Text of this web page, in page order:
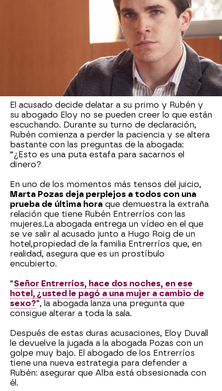
Después de la traición de Hugo,
Pozas está
preparada para sacar la artillería pesada. Jacobo
ha afirmado delante de todo el mundo que lo
sucedido con Alba fue totalmente consentido:
Sus gemidos eran claramente placenteros, de
”. Tras estas terribles
declaraciones, la abogada le pregunta si ya había
practicado el sexo en grupo: “no, yo no”,
entonces, ¿quién?
El acusado decide delatar a su primo y Rubén y
su abogado Eloy no se pueden creer lo que están
escuchando. Durante su turno de declaración,
Rubén comienza a perder la paciencia y se altera
bastante con las preguntas de la abogada:
“¿Esto es una puta estafa para sacarnos el
dinero?
En uno de los momentos más tensos del juicio,
Marta Pozas deja perplejos a todos con una
prueba de última hora que demuestra la extraña
relación que tiene Rubén Entrerríos con las
mujeres.La abogada entrega un vídeo en el que
se ve salir al acusado junto a Hugo Roig de un
hotel,propiedad de la familia Entrerríos que, en
realidad, asegura que es un prostíbulo
encubierto.
“Señor Entrerríos, hace dos noches, en ese
hotel, ¿usted le pagó a una mujer a cambio de
sexo?”, la abogada lanza una pregunta que
consigue alterar a toda la sala.
Después de estas duras acusaciones, Eloy Duvall
le devuelve la jugada a la abogada Pozas con un
golpe muy bajo. El abogado de los Entrerríos
tiene una nueva estrategia para defender a
Rubén: asegurar que Alba está obsesionada con
él.